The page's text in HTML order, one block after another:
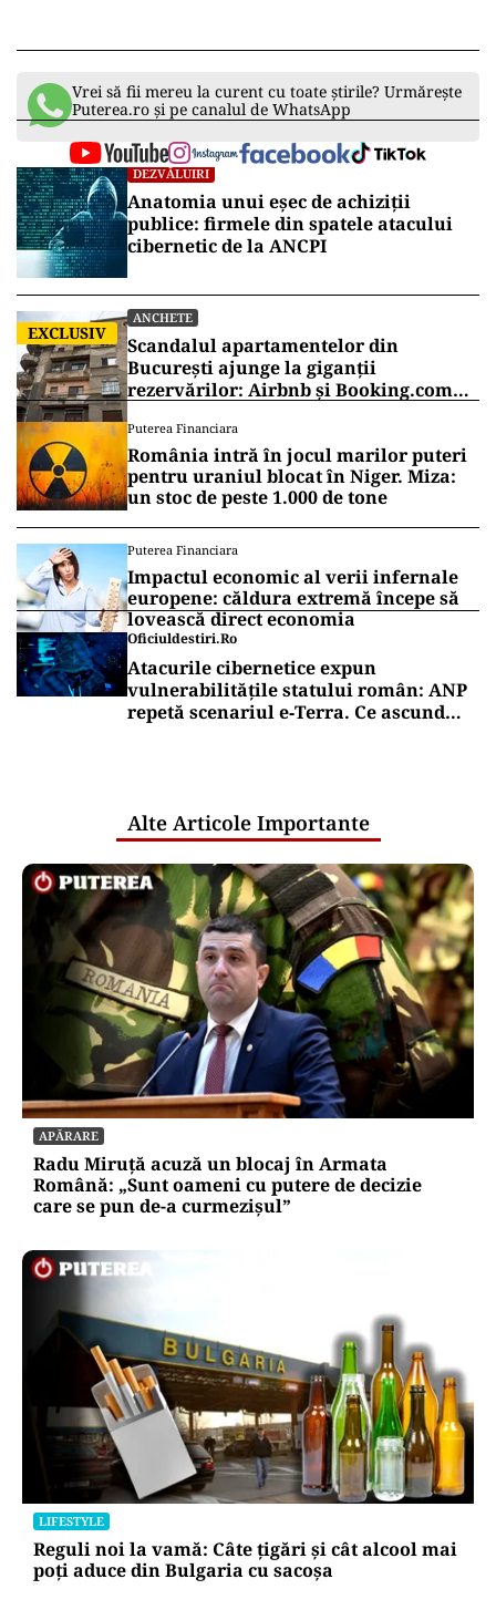
Vrei să fii mereu la curent cu toate știrile? Urmărește
Puterea.ro și pe canalul de WhatsApp
DEZVĂLUIRI
Anatomia unui eșec de achiziții
publice: firmele din spatele atacului
cibernetic de la ANCPI
EXCLUSIV
ANCHETE
Scandalul apartamentelor din
București ajunge la giganții
rezervărilor: Airbnb și Booking.com
Puterea Financiara
România intră în jocul marilor puteri
pentru uraniul blocat în Niger. Miza:
un stoc de peste 1.000 de tone
Puterea Financiara
Impactul economic al verii infernale
europene: căldura extremă începe să
lovească direct economia
Oficiuldestiri.ro
Atacurile cibernetice expun
vulnerabilitățile statului român: ANP
repetă scenariul e‑Terra. Ce ascund
Alte Articole Importante
APĂRARE
Radu Miruță acuză un blocaj în Armata
Română: „Sunt oameni cu putere de decizie
care se pun de-a curmezișul”
LIFESTYLE
Reguli noi la vamă: Câte țigări și cât alcool mai
poți aduce din Bulgaria cu sacoșa